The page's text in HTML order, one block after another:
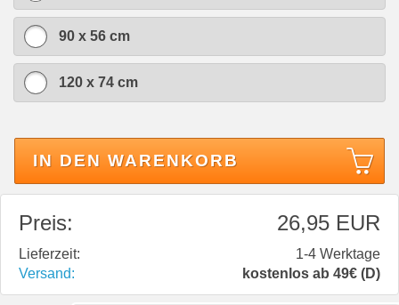
90 x 56 cm
120 x 74 cm
IN DEN WARENKORB
Preis: 26,95 EUR
Lieferzeit:
1-4 Werktage
Versand:
kostenlos ab 49€ (D)